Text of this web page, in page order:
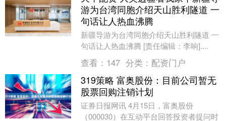
游为台湾同胞介绍天山胜利隧道 一
句话让人热血沸腾
新疆导游为台湾同胞介绍天山胜利隧道 一
句话让人热血沸腾 [责任编辑：李响]....
查看： 147 分类： 配资门户
319策略 富奥股份：目前公司暂无
股票回购注销计划
证券日报网讯 4月15日，富奥股份
（000030）在互动平台回答投资者提问时